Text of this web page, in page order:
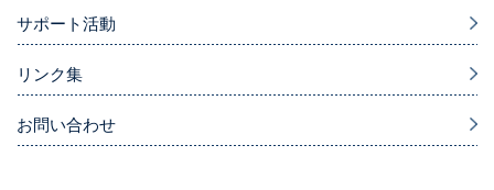
サポート活動
リンク集
お問い合わせ